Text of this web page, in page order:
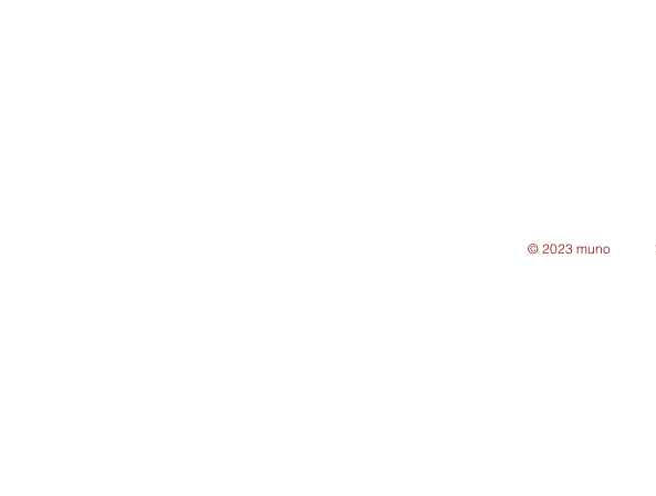
© 2023 muno